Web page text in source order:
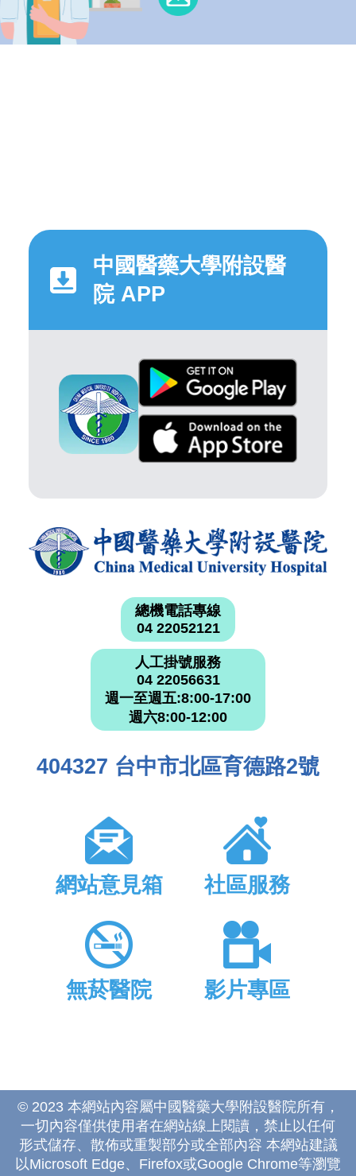
中國醫藥大學附設醫
院 APP
總機電話專線
04 22052121
人工掛號服務
04 22056631
週一至週五:8:00-17:00
週六8:00-12:00
404327 台中市北區育德路2號
網站意見箱 社區服務
無菸醫院 影片專區
© 2023 本網站內容屬中國醫藥大學附設醫院所有，
一切內容僅供使用者在網站線上閱讀，禁止以任何
形式儲存、散佈或重製部分或全部內容 本網站建議
以Microsoft Edge、Firefox或Google Chrome等瀏覽